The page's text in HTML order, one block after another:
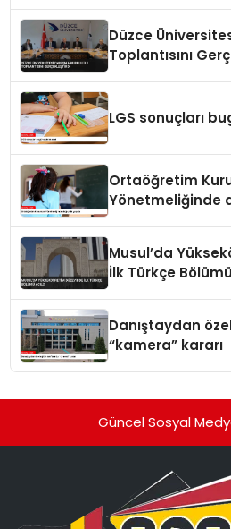
Düzce
Toplantısını
LGS sonuçları
Ortaöğretim
Yönetmeliğinde
Musul’da
İlk Türkçe Bölümü
Danıştaydan
“kamera” kararı
Güncel Sosyal